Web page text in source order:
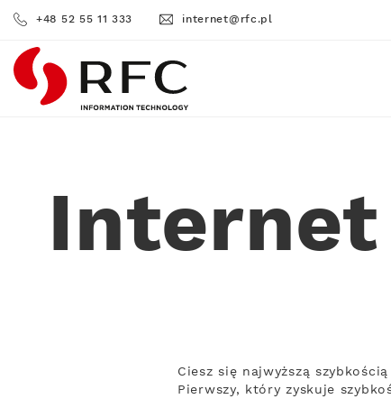
+48 52 55 11 333 internet@rfc.pl
RFC
Ciesz się najwyższą
Pierwszy, który zyskuje